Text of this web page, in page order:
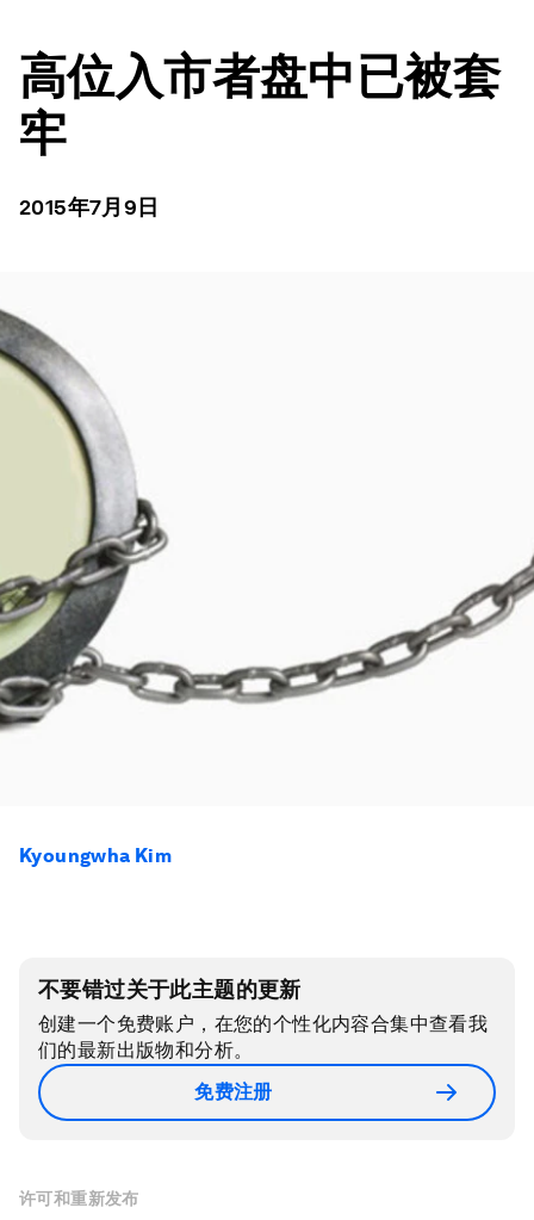
高位入市者盘中已被套
牢
2015年7月9日
Kyoungwha Kim
不要错过关于此主题的更新
创建一个免费账户，在您的个性化内容合集中查看我
们的最新出版物和分析。
免费注册
许可和重新发布